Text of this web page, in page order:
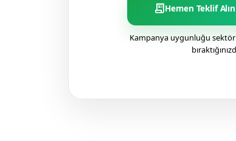
receipt_longHemen Teklif Alın
Kampanya uygunluğu